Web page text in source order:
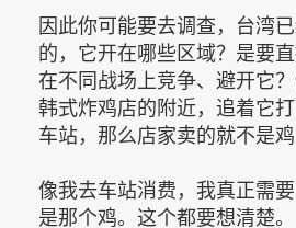
因此你可能要去调查，台湾
的，它开在哪些区域？是要
在不同战场上竞争、避开它
韩式炸鸡店的附近，追着它
车站，那么店家卖的就不是鸡
像我去车站消费，我真正需
是那个鸡。这个都要想清楚。